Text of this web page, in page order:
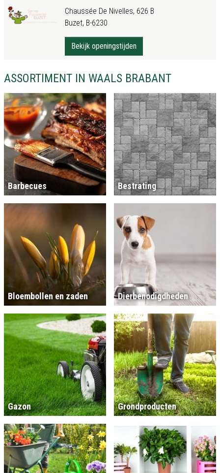
Chaussée De Nivelles, 626 B
Buzet, B-6230
Bekijk openingstijden
ASSORTIMENT IN WAALS BRABANT
Barbecues Bestrating
Bloembollen en zaden Dierbenodigdheden
Gazon Grondproducten